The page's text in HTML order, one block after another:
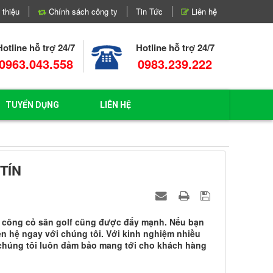
Chính sách công ty Tin Tức Liên hệ
hỗ trợ 24/7 Hotline hỗ trợ 24/7
0983.239.222
TUYỂN DỤNG LIÊN HỆ
cỏ sân golf cũng được đẩy mạnh. Nếu bạn
hệ ngay với chúng tôi. Với kinh nghiệm nhiều
tôi luôn đảm bảo mang tới cho khách hàng